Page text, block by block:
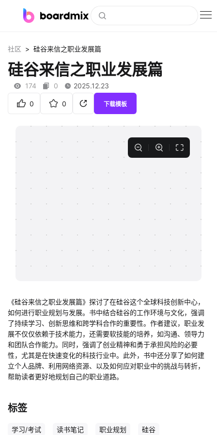
社区资源
下载
帮助中心
社区 > 硅谷来信之职业发展篇
硅谷来信之职业发展篇
174 0 2025.12.23
0 0 下载模板
《硅谷来信之职业发展篇》探讨了在硅谷这个全球科技创新中心，
如何进行职业规划与发展。书中结合硅谷的工作环境与文化，强调
了持续学习、创新思维和跨学科合作的重要性。作者建议，职业发
展不仅仅依赖于技术能力，还需要软技能的培养，如沟通、领导力
和团队合作能力。同时，强调了创业精神和勇于承担风险的必要
性，尤其是在快速变化的科技行业中。此外，书中还分享了如何建
立个人品牌、利用网络资源、以及如何应对职业中的挑战与转折，
帮助读者更好地规划自己的职业道路。
标签
学习/考试 读书笔记 职业规划 硅谷